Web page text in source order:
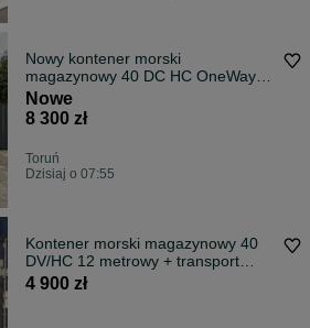
Nowy kontener morski
magazynowy 40 DC HC OneWay |
Duży wybór
Nowe
8 300 zł
Toruń
Dzisiaj o 07:55
Kontener morski magazynowy 40
DV/HC 12 metrowy + transport
HDS!
4 900 zł